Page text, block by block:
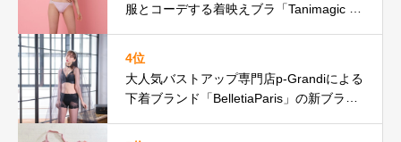
服とコーデする着映えブラ「Tanimagic D
4位
⼤⼈気バストアップ専⾨店p-Grandiによる
下着ブランド「BelletiaParis」の新ブラン